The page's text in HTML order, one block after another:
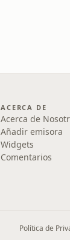
ACERCA DE
Acerca de
Añadir emisora
Widgets
Comentarios
Política de